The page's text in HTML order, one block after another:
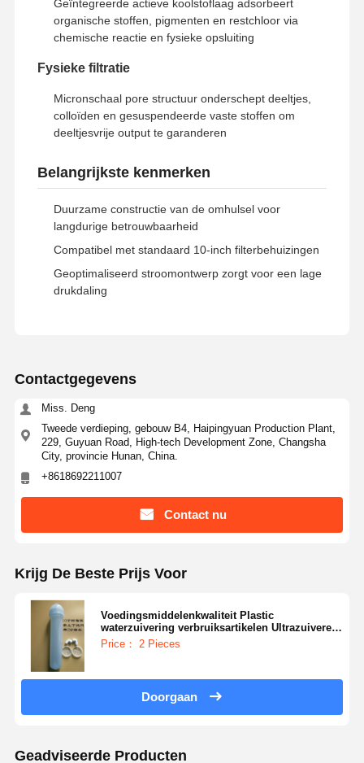
Ultrazuiver waterfiltratiesysteem
Ultra Pure RO water systeem
Industrieel waterzuiveringssysteem
Gedeioniseerde Watermachine
Verbrauchsmateriaal voor waterzuivering
Bijbehorende onderdelen van waterzuiveringssysteem
Geïntegreerde actieve koolstoflaag adsorbeert
organische stoffen, pigmenten en restchloor via
chemische reactie en fysieke opsluiting
Fysieke filtratie
Micronschaal pore structuur onderschept deeltjes,
colloïden en gesuspendeerde vaste stoffen om
deeltjesvrije output te garanderen
Belangrijkste kenmerken
Duurzame constructie van de omhulsel voor
langdurige betrouwbaarheid
Compatibel met standaard 10-inch filterbehuizingen
Geoptimaliseerd stroomontwerp zorgt voor een lage
drukdaling
Contactgegevens
Miss. Deng
Tweede verdieping, gebouw B4, Haipingyuan Production Plant,
229, Guyuan Road, High-tech Development Zone, Changsha
City, provincie Hunan, China.
+8618692211007
Contact nu
Krijg De Beste Prijs Voor
Voedingsmiddelenkwaliteit Plastic
waterzuivering verbruiksartikelen Ultrazuivere
harskolom
Price： 2 Pieces
Doorgaan
Geadviseerde Producten